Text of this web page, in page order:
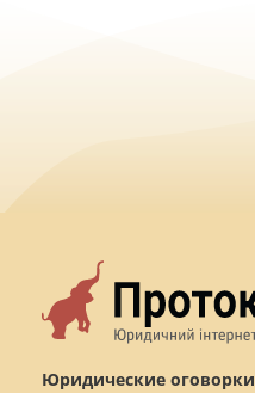
Юридические оговорки